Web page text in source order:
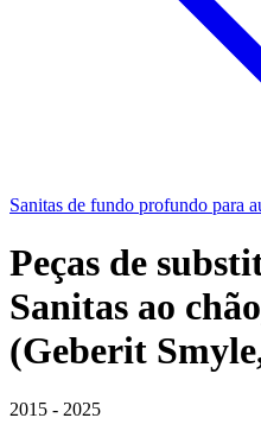
Sanitas de fundo profundo para
Peças de
Sanitas ao
(Geberit
2015 - 2025